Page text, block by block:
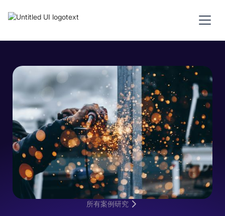
所有案例研究